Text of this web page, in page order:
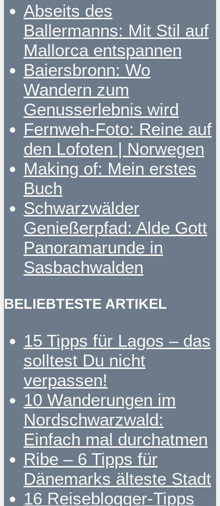
Abseits des
Ballermanns: Mit Stil auf
Mallorca entspannen
Baiersbronn: Wo
Wandern zum
Genusserlebnis wird
Fernweh-Foto: Reine auf
den Lofoten | Norwegen
Making of: Mein erstes
Buch
Schwarzwälder
Genießerpfad: Alde Gott
Panoramarunde in
Sasbachwalden
BELIEBTESTE ARTIKEL
15 Tipps für Lagos – das
solltest Du nicht
verpassen!
10 Wanderungen im
Nordschwarzwald:
Einfach mal durchatmen
Ribe – 6 Tipps für
Dänemarks älteste Stadt
16 Reiseblogger-Tipps